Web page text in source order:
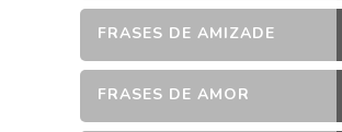
FRASES DE AMIZADE
FRASES DE AMOR